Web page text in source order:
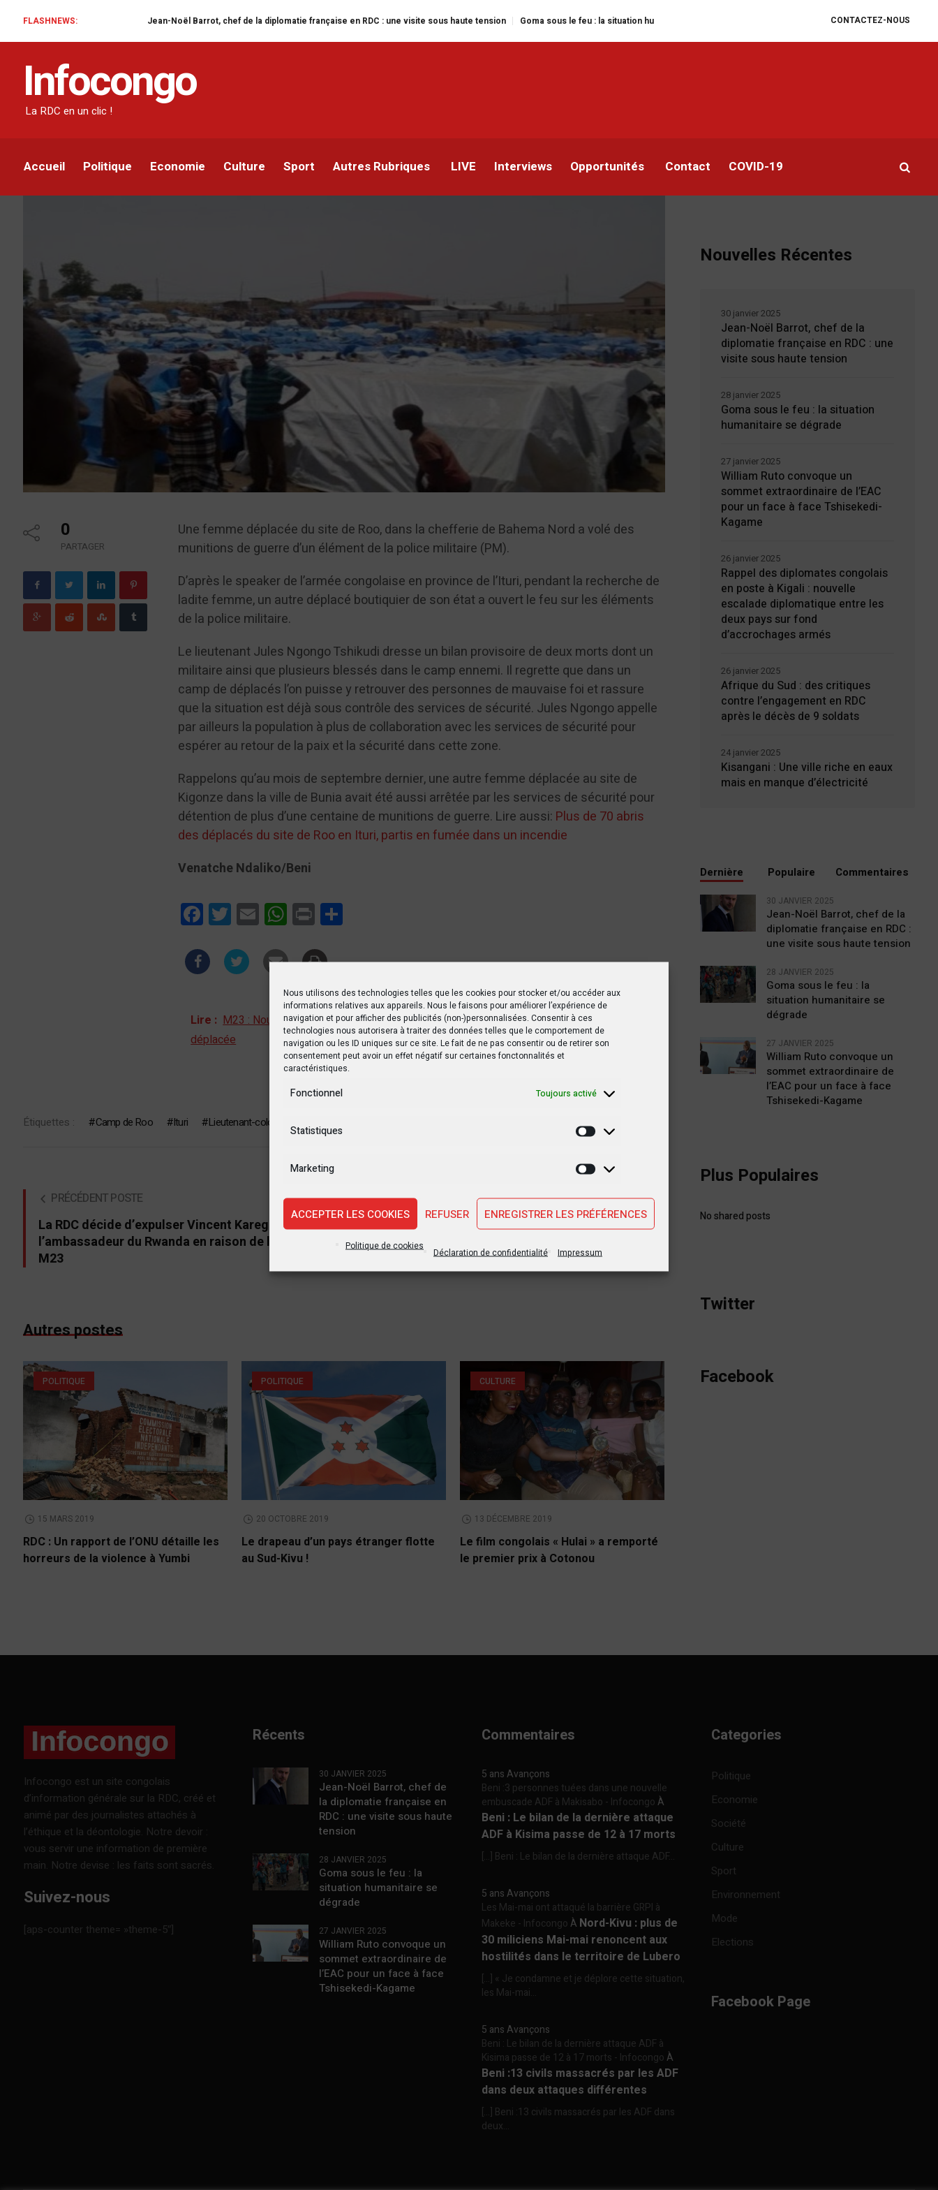
Nous utilisons des technologies telles que les cookies pour stocker et/ou accéder aux
informations relatives aux appareils. Nous le faisons pour améliorer l’expérience de
navigation et pour afficher des publicités (non-)personnalisées. Consentir à ces
technologies nous autorisera à traiter des données telles que le comportement de
navigation ou les ID uniques sur ce site. Le fait de ne pas consentir ou de retirer son
consentement peut avoir un effet négatif sur certaines fonctonnalités et
caractéristiques.
Fonctionnel Toujours activé
Statistiques
Statistiques
Marketing
Marketing
ACCEPTER LES COOKIES REFUSER ENREGISTRER LES PRÉFÉRENCES
Politique de cookies
Déclaration de confidentialité Impressum
CONTACTEZ-NOUS
FLASHNEWS: Jean-Noël Barrot, chef de la diplomatie française en RDC : une visite sous haute tension Goma sous le feu : la situation humanitaire se dégrade William Ruto convoque un sommet extraordinaire de
Infocongo
La RDC en un clic !
Accueil Politique Economie Culture Sport Autres Rubriques LIVE Interviews Opportunités Contact COVID-19
Ituri : des échanges de tirs font deux morts et
plusieurs blessés au site des déplacés de Roo
0
PARTAGER
Une femme déplacée du site de Roo, dans la chefferie de Bahema Nord a volé des
munitions de guerre d’un élément de la police militaire (PM).
D’après le speaker de l’armée congolaise en province de l’Ituri, pendant la recherche de
ladite femme, un autre déplacé boutiquier de son état a ouvert le feu sur les éléments
de la police militaire.
Le lieutenant Jules Ngongo Tshikudi dresse un bilan provisoire de deux morts dont un
militaire ainsi que plusieurs blessés dans le camp ennemi. Il regrette que dans un
camp de déplacés l’on puisse y retrouver des personnes de mauvaise foi et rassure
que la situation est déjà sous contrôle des services de sécurité. Jules Ngongo appelle
par ailleurs la population à plus de collaboration avec les services de sécurité pour
espérer au retour de la paix et la sécurité dans cette zone.
Rappelons qu’au mois de septembre dernier, une autre femme déplacée au site de
Kigonze dans la ville de Bunia avait été aussi arrêtée par les services de sécurité pour
détention de plus d’une centaine de munitions de guerre. Lire aussi: Plus de 70 abris
des déplacés du site de Roo en Ituri, partis en fumée dans un incendie
Venatche Ndaliko/Beni
FacebookTwitterEmail WhatsApp
Print
Lire : M23 : Nouvelles avancées malgré le cessez-le-feu, la population de Nyakakoma
déplacée
Étiquettes : Camp de Roo Ituri Lieutenant-colonel Jules Ngongo
PRÉCÉDENT POSTE
La RDC décide d’expulser Vincent Karega
l’ambassadeur du Rwanda en raison de l’« appui» au
M23
SUIVANT POSTE
Eliminatoires-CAN U23 : les Léopards de la RDC
Autres postes
POLITIQUE
15 MARS 2019
RDC : Un rapport de l’ONU détaille les
horreurs de la violence à Yumbi
POLITIQUE
20 OCTOBRE 2019
Le drapeau d’un pays étranger flotte
au Sud-Kivu !
CULTURE
13 DÉCEMBRE 2019
Le film congolais « Hulai » a remporté
le premier prix à Cotonou
Nouvelles Récentes
Jean-Noël Barrot, chef de la
diplomatie française en RDC : une
visite sous haute tension
30 janvier 2025
Goma sous le feu : la situation
humanitaire se dégrade
28 janvier 2025
William Ruto convoque un
sommet extraordinaire de l’EAC
pour un face à face Tshisekedi-
Kagame
27 janvier 2025
Rappel des diplomates congolais
en poste à Kigali : nouvelle
escalade diplomatique entre les
deux pays sur fond
d’accrochages armés
26 janvier 2025
Afrique du Sud : des critiques
contre l’engagement en RDC
après le décès de 9 soldats
26 janvier 2025
Kisangani : Une ville riche en eaux
mais en manque d’électricité
24 janvier 2025
Dernière Populaire Commentaires
30 JANVIER 2025
Jean-Noël Barrot, chef de la
diplomatie française en RDC :
une visite sous haute tension
28 JANVIER 2025
Goma sous le feu : la
situation humanitaire se
dégrade
27 JANVIER 2025
William Ruto convoque un
sommet extraordinaire de
l’EAC pour un face à face
Tshisekedi-Kagame
Plus Populaires
No shared posts
Twitter
Facebook
Infocongo est un site congolais
d’information générale sur la RDC, créé et
animé par des journalistes attachés à
l’éthique et la déontologie. Notre devoir :
vous servir une information de première
main. Notre devise : les faits sont sacrés.
Suivez-nous
[aps-counter theme= »theme-5″]
Récents
30 JANVIER 2025
Jean-Noël Barrot, chef de
la diplomatie française en
RDC : une visite sous haute
tension
28 JANVIER 2025
Goma sous le feu : la
situation humanitaire se
dégrade
27 JANVIER 2025
William Ruto convoque un
sommet extraordinaire de
l’EAC pour un face à face
Tshisekedi-Kagame
Commentaires
5 ans Avançons
Beni :3 personnes tuées dans une nouvelle
embuscade ADF à Makisabo - InfocongoÀ
Beni : Le bilan de la dernière attaque
ADF à Kisima passe de 12 à 17 morts
[…] Beni : Le bilan de la dernière attaque ADF...
5 ans Avançons
Les Mai-mai ont attaqué la barrière GRPI à
Makeke - InfocongoÀ Nord-Kivu : plus de
30 miliciens Mai-mai renoncent aux
hostilités dans le territoire de Lubero
[…] « Je condamne et je déplore cette situation,
les Mai-mai...
5 ans Avançons
Beni : Le bilan de la dernière attaque ADF à
Kisima passe de 12 à 17 morts - InfocongoÀ
Beni :13 civils massacrés par les ADF
dans deux attaques différentes
[…] Beni :13 civils massacrés par les ADF dans
deux...
Categories
Politique
Economie
Société
Culture
Sport
Environnement
Mode
Elections
Facebook Page